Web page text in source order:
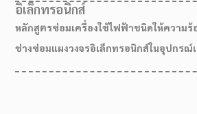
อิเล็กทรอนิกส์
หลักสูตรซ่อมเครื่องใช้ไฟฟ้าชนิดให้ความร้
ช่างซ่อมแผงวงจรอิเล็กทรอนิกส์ในอุปกรณ์